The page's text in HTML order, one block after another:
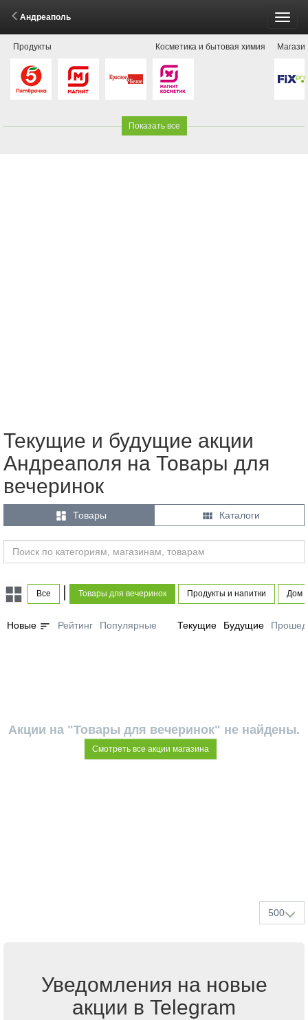
Андреаполь
Продукты Косметика и бытовая химия
Показать все
Текущие и будущие акции
Андреаполя на Товары для
вечеринок
 Товары  Каталоги
Все Товары для вечеринок Продукты и напитки Дом
Новые sort Рейтинг Популярные Текущие Будущие
Акции на "Товары для вечеринок" не найдены.
Смотреть все акции магазина
500
Уведомления на новые
акции в Telegram